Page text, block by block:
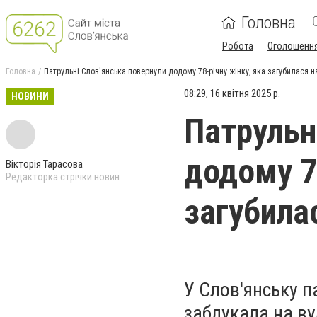
Головна
Робота
Головна Патрульні Слов'янська повернули додому 78-річну жінку, яка загубилася
НОВИНИ
Вікторія Тарасова
Редакторка стрічки новин
08:29, 16 квітня 2025 р.
додому
У Слов'янську